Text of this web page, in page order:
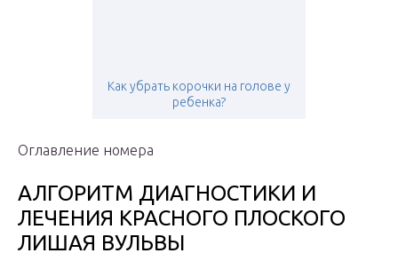
Как убрать корочки на голове у
ребенка?
Оглавление номера
АЛГОРИТМ ДИАГНОСТИКИ И
ЛЕЧЕНИЯ КРАСНОГО ПЛОСКОГО
ЛИШАЯ ВУЛЬВЫ